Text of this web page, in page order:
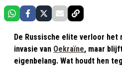
De Russische elite verloor het
invasie van Oekraïne, maar
eigenbelang. Wat houdt hen